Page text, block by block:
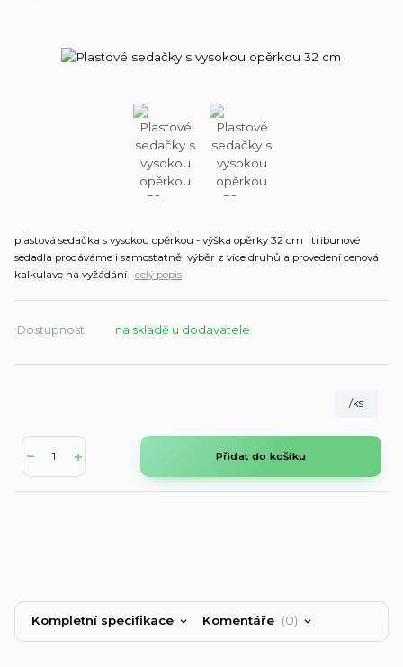
plastová sedačka s vysokou opěrkou - výška opěrky 32 cm tribunové
sedadla prodáváme i samostatně výběr z více druhů a provedení cenová
kalkulave na vyžádání celý popis
Dostupnost na skladě u dodavatele
/ks
Přidat do košíku
Kompletní specifikace Komentáře 0